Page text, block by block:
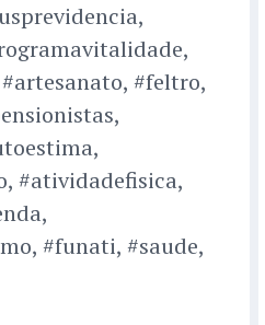
#feltro,
#atividadefisica,
#funati, #saude,